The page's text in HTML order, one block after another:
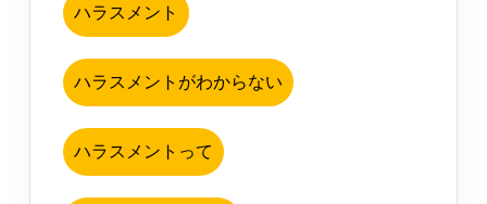
ハラスメント
ハラスメントがわからない
ハラスメントって